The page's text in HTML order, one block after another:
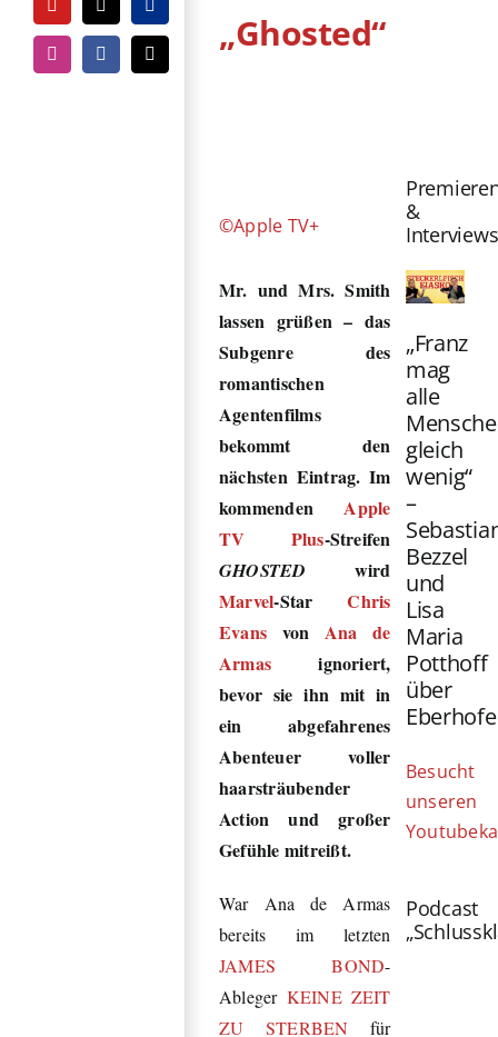
YouTubeTiktokPayPal
InstagramFacebook
E-
Mail
„Ghosted“
©Apple TV+
Mr. und Mrs. Smith
lassen grüßen – das
Subgenre des
romantischen
Agentenfilms
bekommt den
nächsten Eintrag. Im
kommendenApple
TV Plus-Streifen
GHOSTED wird
Marvel-StarChris
Evans von Ana de
Armas ignoriert,
bevor sie ihn mit in
ein abgefahrenes
Abenteuer voller
haarsträubender
Action und großer
Gefühle mitreißt.
War Ana de Armas
bereits im letzten
JAMES BOND-
Ableger KEINE ZEIT
ZU STERBEN für
&
Interviews
„Franz
mag
alle
gleich
wenig“
–
Bezzel
und
Lisa
Maria
Potthoff
über
Besucht
unseren
Podcast